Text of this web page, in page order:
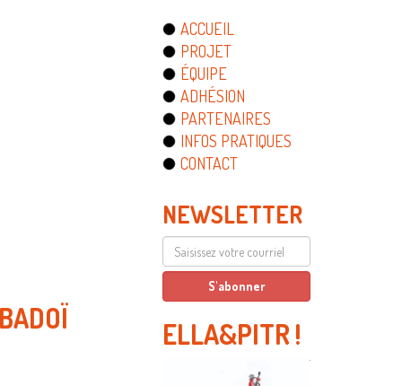
ACCUEIL
PROJET
ÉQUIPE
ADHÉSION
PARTENAIRES
INFOS PRATIQUES
CONTACT
NEWSLETTER
ELLA&PITR !